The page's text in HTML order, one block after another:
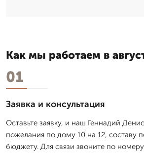
Как мы работаем в
01
Заявка и консультация
Оставьте заявку, и наш Геннадий
пожелания по дому 10 на 12, составу
бюджету. Для связи звоните по